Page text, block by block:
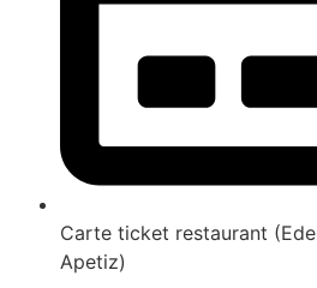
Carte ticket restaurant
Apetiz)